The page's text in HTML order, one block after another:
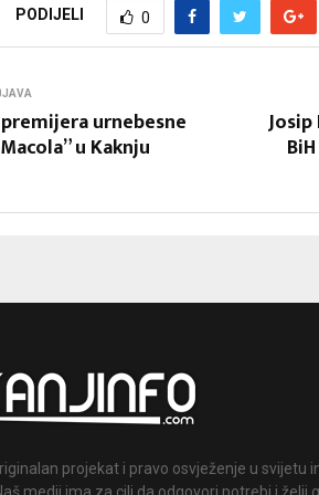
PODIJELI 0
urnebesne
u Kaknju
projekat i pravo osvježenje u svijetu
medij ima za cilj da odgovori potrebi i želji